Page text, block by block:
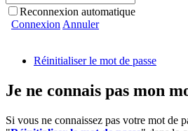
Reconnexion automatique
Connexion Annuler
Réinitialiser le mot de passe
Je ne connais pas mon
Si vous ne connaissez pas votre mot de